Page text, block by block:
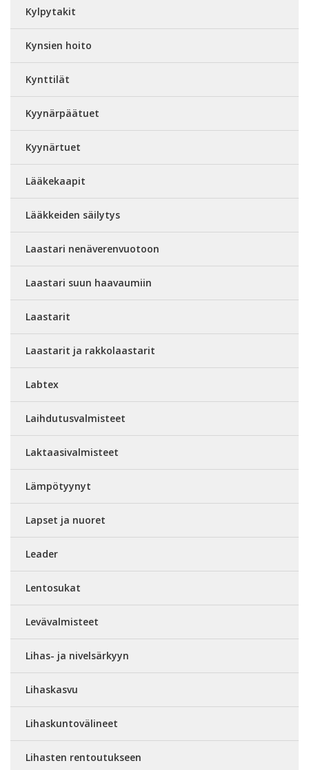
Kylpytakit
Kynsien hoito
Kynttilät
Kyynärpäätuet
Kyynärtuet
Lääkekaapit
Lääkkeiden säilytys
Laastari nenäverenvuotoon
Laastari suun haavaumiin
Laastarit
Laastarit ja rakkolaastarit
Labtex
Laihdutusvalmisteet
Laktaasivalmisteet
Lämpötyynyt
Lapset ja nuoret
Leader
Lentosukat
Levävalmisteet
Lihas- ja nivelsärkyyn
Lihaskasvu
Lihaskuntovälineet
Lihasten rentoutukseen